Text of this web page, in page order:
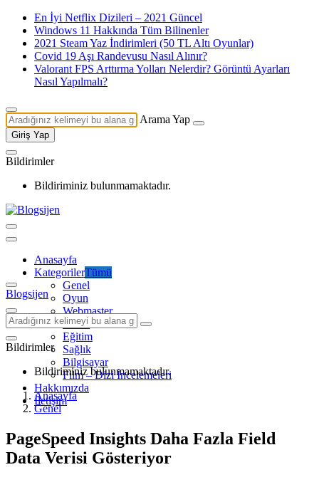
En İyi Netflix Dizileri – 2021 Güncel
Windows 11 Hakkında Tüm Bilinenler
2021 Steam Yaz İndirimleri (50 TL Altı Oyunlar)
Covid 19 Aşı Randevusu Nasıl Alınır?
Valorant FPS Arttırma Yolları Nelerdir? Görüntü Ayarları
Nasıl Yapılmalı?
Arama Yap
Giriş Yap
Bildirimler
Bildiriminiz bulunmamaktadır.
Anasayfa
KategorilerTümü
Genel
Oyun
Webmaster
Mobil
Eğitim
Sağlık
Bilgisayar
Film – Dizi İncelemeleri
Hakkımızda
İletişim
Blogsijen
Bildirimler
Bildiriminiz bulunmamaktadır.
Anasayfa
Genel
PageSpeed Insights Daha Fazla Field
Data Verisi Gösteriyor